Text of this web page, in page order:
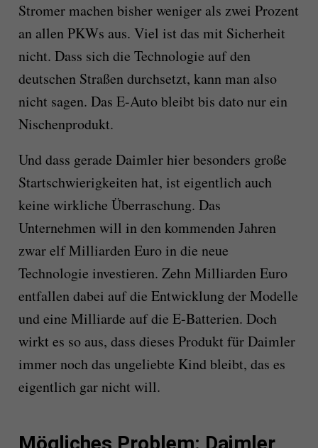
Stromer machen bisher weniger als zwei Prozent
an allen PKWs aus. Viel ist das mit Sicherheit
nicht. Dass sich die Technologie auf den
deutschen Straßen durchsetzt, kann man also
nicht sagen. Das E-Auto bleibt bis dato nur ein
Nischenprodukt.
Und dass gerade Daimler hier besonders große
Startschwierigkeiten hat, ist eigentlich auch
keine wirkliche Überraschung. Das
Unternehmen will in den kommenden Jahren
zwar elf Milliarden Euro in die neue
Technologie investieren. Zehn Milliarden Euro
entfallen dabei auf die Entwicklung der Modelle
und eine Milliarde auf die E-Batterien. Doch
wirkt es so aus, dass dieses Produkt für Daimler
immer noch das ungeliebte Kind bleibt, das es
eigentlich gar nicht will.